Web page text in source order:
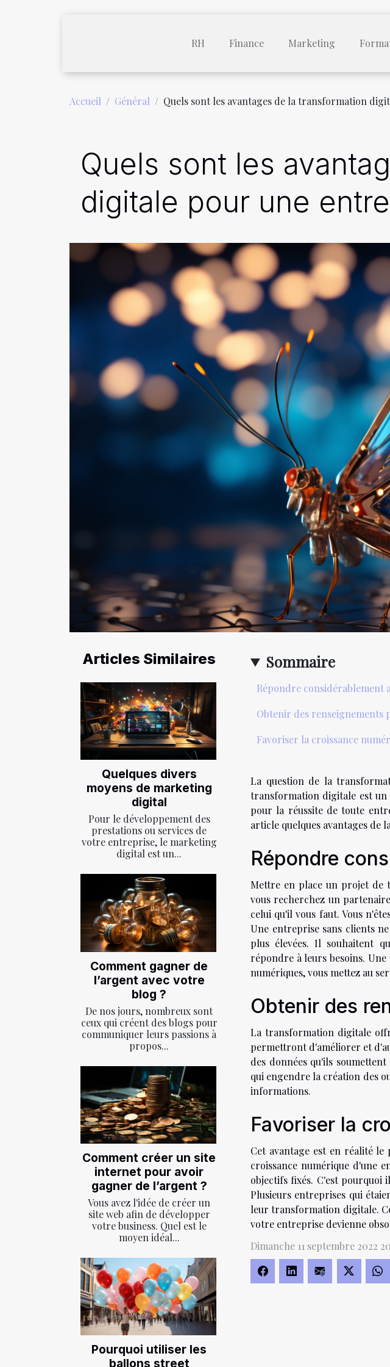
RH Finance Marketing
Accueil Général Quels sont les avantages de la transformation
Quels sont les
digitale pour une
Articles Similaires
Quelques divers
moyens de marketing
digital
Pour le développement des
prestations ou services de
votre entreprise, le marketing
digital est un...
Comment gagner de
l’argent avec votre
blog ?
De nos jours, nombreux sont
ceux qui créent des blogs pour
communiquer leurs passions à
propos...
Comment créer un site
internet pour avoir
gagner de l’argent ?
Vous avez l'idée de créer un
site web afin de développer
votre business. Quel est le
moyen idéal...
Pourquoi utiliser les
ballons street
Sommaire
Répondre considérablement
Obtenir des renseignements
Favoriser la croissance
La question de la
transformation digitale est un
pour la réussite de toute
article quelques avantages
Répondre
Mettre en place un projet de
vous recherchez un
celui qu'il vous faut. Vous
Une entreprise sans clients
plus élevées. Il souhaitent
répondre à leurs besoins.
numériques, vous mettez au
Obtenir des
La transformation digitale
permettront d'améliorer et
des données qu'ils
qui engendre la création des
informations.
Favoriser la
Cet avantage est en réalité
croissance numérique d'une
objectifs fixés. C'est
Plusieurs entreprises qui
leur transformation digitale.
votre entreprise devienne
Dimanche 11 septembre 2022